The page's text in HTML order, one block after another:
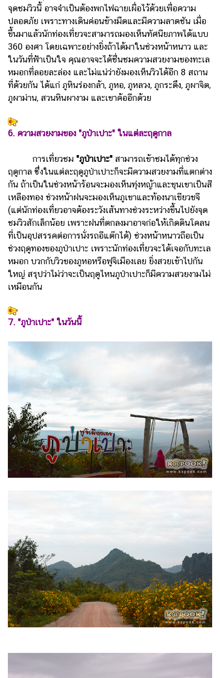
จุดชมวิวนี้ อาจจำเป็นต้องพกไฟฉายเผื่อไว้ด้วยเพื่อความ
ปลอดภัย เพราะทางเดินค่อนข้างมืดและมีความลาดชัน เมื่อ
ขึ้นมาแล้วนักท่องเที่ยวจะสามารถมองเห็นทัศนียภาพได้แบบ
360 องศา โดยเฉพาะอย่างยิ่งถ้าได้มาในช่วงหน้าหนาว และ
ในวันที่ฟ้าเป็นใจ คุณอาจจะได้ชื่นชมความสวยงามของทะเล
หมอกที่ลอยละล่อง และไม่แน่ว่ายังมองเห็นวิวได้อีก 8 สถาน
ที่ด้วยกัน ได้แก่ ภูหินร่องกล้า, ภูหอ, ภูหลวง, ภูกระดึง, ภูผาจิต,
ภูผาม่าน, สวนหินผางาม และเขาค้ออีกด้วย
6. ความสวยงามของ "ภูป่าเปาะ" ในแต่ละฤดูกาล
การเที่ยวชม "ภูป่าเปาะ" สามารถเข้าชมได้ทุกช่วง
ฤดูกาล ซึ่งในแต่ละฤดูภูป่าเปาะก็จะมีความสวยงามที่แตกต่าง
กัน ถ้าเป็นในช่วงหน้าร้อนจะมองเห็นทุ่งหญ้าและขุนเขาเป็นสี
เหลืองทอง ช่วงหน้าฝนจะมองเห็นภูเขาและท้องนาเขียวขจี
(แต่นักท่องเที่ยวอาจต้องระวังเส้นทางช่วงระหว่างขึ้นไปยังจุด
ชมวิวสักเล็กน้อย เพราะฝนที่ตกลงมาอาจก่อให้เกิดดินโคลน
ที่เป็นอุปสรรคต่อการนั่งรถอีแต๊กได้) ช่วงหน้าหนาวถือเป็น
ช่วงฤดูทองของภูป่าเปาะ เพราะนักท่องเที่ยวจะได้เจอกับทะเล
หมอก บวกกับวิวของภูหอหรือฟูจิเมืองเลย ยิ่งสวยเข้าไปกัน
ใหญ่ สรุปว่าไม่ว่าจะเป็นฤดูไหนภูป่าเปาะก็มีความสวยงามไม่
เหมือนกัน
7. "ภูป่าเปาะ" ในวันนี้